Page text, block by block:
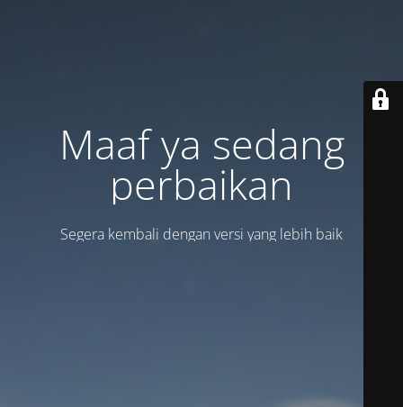
Maaf ya sedang
perbaikan
Segera kembali dengan versi yang lebih baik